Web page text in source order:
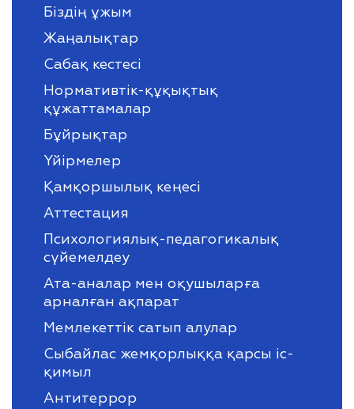
Біздің ұжым
Жаңалықтар
Сабақ кестесі
Нормативтік-құқықтық
құжаттамалар
Бұйрықтар
Үйірмелер
Қамқоршылық кеңесі
Аттестация
Психологиялық-педагогикалық
сүйемелдеу
Ата-аналар мен оқушыларға
арналған ақпарат
Мемлекеттік сатып алулар
Сыбайлас жемқорлыққа қарсы іс-
қимыл
Антитеррор